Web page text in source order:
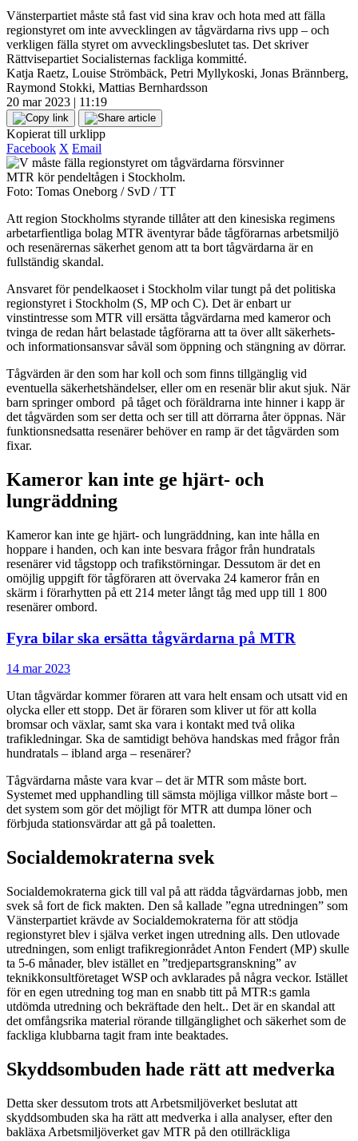
Vänsterpartiet måste stå fast vid sina krav och hota med att fälla
regionstyret om inte avvecklingen av tågvärdarna rivs upp – och
verkligen fälla styret om avvecklingsbeslutet tas. Det skriver
Rättvisepartiet Socialisternas fackliga kommitté.
Katja Raetz, Louise Strömbäck, Petri Myllykoski, Jonas Brännberg,
Raymond Stokki, Mattias Bernhardsson
20 mar 2023 | 11:19
Kopierat till urklipp
Facebook X Email
MTR kör pendeltågen i Stockholm.
Foto: Tomas Oneborg / SvD / TT
Att region Stockholms styrande tillåter att den kinesiska regimens
arbetarfientliga bolag MTR äventyrar både tågförarnas arbetsmiljö
och resenärernas säkerhet genom att ta bort tågvärdarna är en
fullständig skandal.
Ansvaret för pendelkaoset i Stockholm vilar tungt på det politiska
regionstyret i Stockholm (S, MP och C). Det är enbart ur
vinstintresse som MTR vill ersätta tågvärdarna med kameror och
tvinga de redan hårt belastade tågförarna att ta över allt säkerhets-
och informationsansvar såväl som öppning och stängning av dörrar.
Tågvärden är den som har koll och som finns tillgänglig vid
eventuella säkerhetshändelser, eller om en resenär blir akut sjuk. När
barn springer ombord på tåget och föräldrarna inte hinner i kapp är
det tågvärden som ser detta och ser till att dörrarna åter öppnas. När
funktionsnedsatta resenärer behöver en ramp är det tågvärden som
fixar.
Kameror kan inte ge hjärt- och
lungräddning
Kameror kan inte ge hjärt- och lungräddning, kan inte hålla en
hoppare i handen, och kan inte besvara frågor från hundratals
resenärer vid tågstopp och trafikstörningar. Dessutom är det en
omöjlig uppgift för tågföraren att övervaka 24 kameror från en
skärm i förarhytten på ett 214 meter långt tåg med upp till 1 800
resenärer ombord.
Fyra bilar ska ersätta tågvärdarna på MTR
14 mar 2023
Utan tågvärdar kommer föraren att vara helt ensam och utsatt vid en
olycka eller ett stopp. Det är föraren som kliver ut för att kolla
bromsar och växlar, samt ska vara i kontakt med två olika
trafikledningar. Ska de samtidigt behöva handskas med frågor från
hundratals – ibland arga – resenärer?
Tågvärdarna måste vara kvar – det är MTR som måste bort.
Systemet med upphandling till sämsta möjliga villkor måste bort –
det system som gör det möjligt för MTR att dumpa löner och
förbjuda stationsvärdar att gå på toaletten.
Socialdemokraterna svek
Socialdemokraterna gick till val på att rädda tågvärdarnas jobb, men
svek så fort de fick makten. Den så kallade ”egna utredningen” som
Vänsterpartiet krävde av Socialdemokraterna för att stödja
regionstyret blev i själva verket ingen utredning alls. Den utlovade
utredningen, som enligt trafikregionrådet Anton Fendert (MP) skulle
ta 5-6 månader, blev istället en ”tredjepartsgranskning” av
teknikkonsultföretaget WSP och avklarades på några veckor. Istället
för en egen utredning tog man en snabb titt på MTR:s gamla
utdömda utredning och bekräftade den helt.. Det är en skandal att
det omfångsrika material rörande tillgänglighet och säkerhet som de
fackliga klubbarna tagit fram inte beaktades.
Skyddsombuden hade rätt att medverka
Detta sker dessutom trots att Arbetsmiljöverket beslutat att
skyddsombuden ska ha rätt att medverka i alla analyser, efter den
bakläxa Arbetsmiljöverket gav MTR på den otillräckliga